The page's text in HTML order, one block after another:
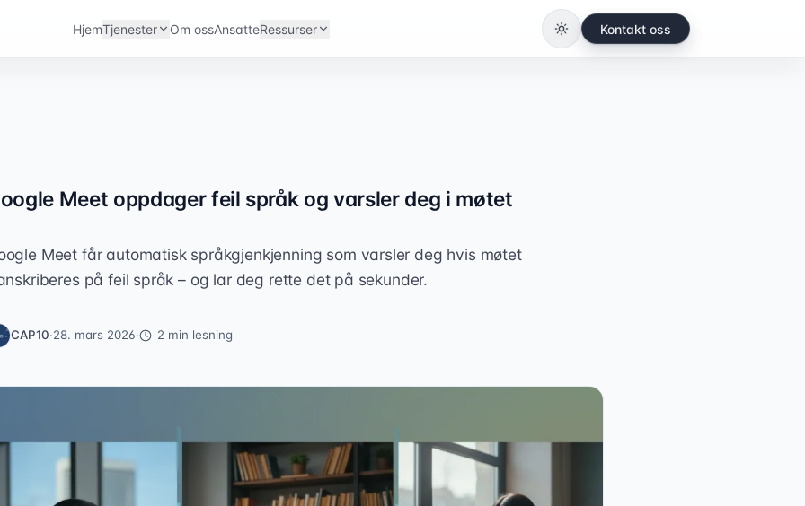
HjemTjenester Om ossAnsatteRessurser
Bytt til lys modus
Kontakt oss
Meet oppdager feil språk og varsler deg i møtet
Meet får automatisk språkgjenkjenning som varsler deg hvis møtet
på feil språk – og lar deg rette det på sekunder.
CAP10·28. mars 2026· 2 min lesning